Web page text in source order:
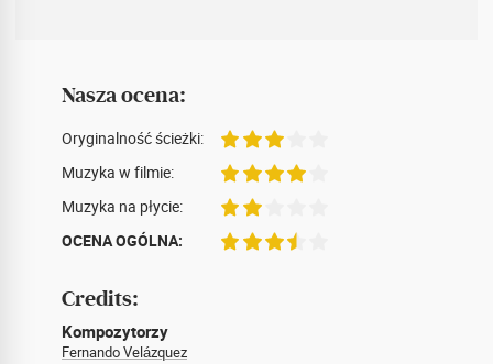
Nasza ocena:
Oryginalność ścieżki:
Muzyka w filmie:
Muzyka na płycie:
OCENA OGÓLNA:
Credits:
Kompozytorzy
Fernando Velázquez